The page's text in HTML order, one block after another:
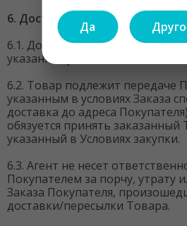
Да
6. Доставка.
6.1. Доставка может быть
указанному в Личном Кабинете
6.2. Товар подлежит передаче
указанным в условиях Заказа
доставка до адреса
обязуется принять заказанный
указанный в Условиях закупки.
6.3. Агент не несет
Покупателем за порчу, утрату
Заказа Покупателя,
доставки/пересылки Товара.